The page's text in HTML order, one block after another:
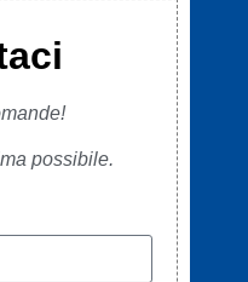
possibile.